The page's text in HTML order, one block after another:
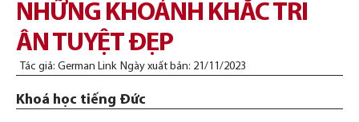
NHỮNG KHOẢNH KHẮC TRI
ÂN TUYỆT ĐẸP
Tác giả: German Link Ngày xuất bản: 21/11/2023
Khoá học tiếng Đức